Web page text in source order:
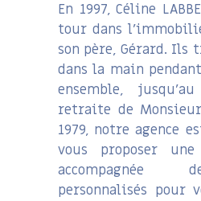
En 1997, Céline
tour dans
son père, Gérard.
dans la main
ensemble,
retraite de Monsieur
1979, notre agence
vous proposer
accompagnée
personnalisés pour